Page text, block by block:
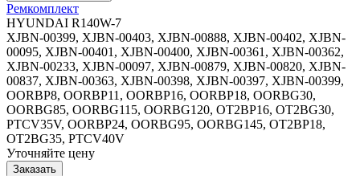
Ремкомплект
HYUNDAI R140W-7
XJBN-00399, XJBN-00403, XJBN-00888, XJBN-00402, XJBN-
00095, XJBN-00401, XJBN-00400, XJBN-00361, XJBN-00362,
XJBN-00233, XJBN-00097, XJBN-00879, XJBN-00820, XJBN-
00837, XJBN-00363, XJBN-00398, XJBN-00397, XJBN-00399,
OORBP8, OORBP11, OORBP16, OORBP18, OORBG30,
OORBG85, OORBG115, OORBG120, OT2BP16, OT2BG30,
PTCV35V, OORBP24, OORBG95, OORBG145, OT2BP18,
OT2BG35, PTCV40V
Уточняйте цену